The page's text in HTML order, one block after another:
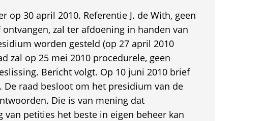
op 30 april 2010. Referentie J. de With, geen
zal ter afdoening in handen van
worden gesteld (op 27 april 2010
zal op 25 mei 2010 procedurele, geen
Bericht volgt. Op 10 juni 2010 brief
De raad besloot om het presidium van de
Die is van mening dat
van petities het beste in eigen beheer kan